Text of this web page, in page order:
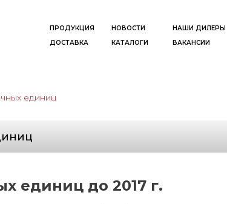
ПРОДУКЦИЯ НОВОСТИ НАШИ ДИЛЕРЫ
ДОСТАВКА
КАТАЛОГИ ВАКАНСИИ
единиц
единиц до 2017 г.